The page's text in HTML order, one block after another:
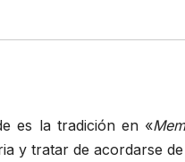
es la tradición en «
y tratar de acordarse